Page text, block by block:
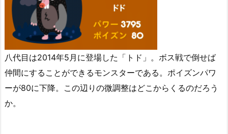
八代目は2014年5月に登場した「トド」。ボス戦で倒せば
仲間にすることができるモンスターである。ポイズンパワ
ーが80に下降。この辺りの微調整はどこからくるのだろう
か。